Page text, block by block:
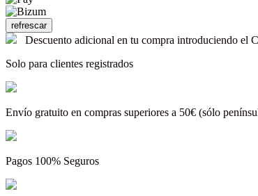
Descuento adicional en tu compra introduciendo
Solo para clientes registrados
Envío gratuito en compras superiores a 50€ (sólo
Pagos 100% Seguros